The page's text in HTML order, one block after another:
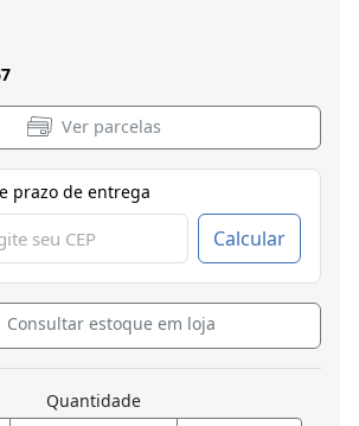
Ver parcelas
prazo de entrega
Calcular
Consultar estoque em loja
Quantidade